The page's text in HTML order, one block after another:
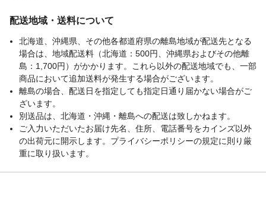
配送地域・送料について
北海道、沖縄県、その他各都道府県の離島地域が配送先となる
場合は、地域配送料（北海道：500円、沖縄県およびその他離
島：1,700円）がかかります。これら以外の配送地域でも、一部
商品において追加送料が発生する場合がございます。
離島の場合、配送日を指定しても指定日通り届かない場合がご
ざいます。
別送品は、北海道・沖縄・離島への配送は致しかねます。
ご入力いただいたお届け先名、住所、電話番号をカインズ以外
の出荷元に開示します。プライバシーポリシーの規定に則り厳
重に取り扱います。